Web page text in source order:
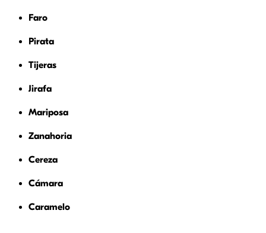
Faro
Pirata
Tijeras
Jirafa
Mariposa
Zanahoria
Cereza
Cámara
Caramelo